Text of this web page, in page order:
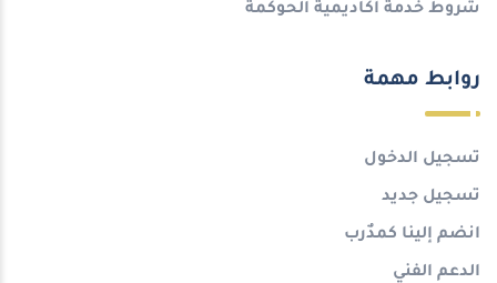
شروط خدمة أكاديمية الحوكمة
روابط مهمة
تسجيل الدخول
تسجيل جديد
انضم إلينا كمدٌرب
الدعم الفني